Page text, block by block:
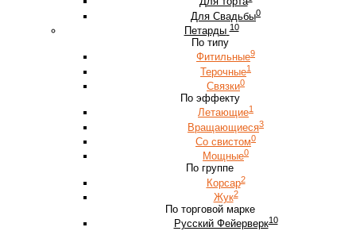
Для Свадьбы0
Петарды 10
По типу
Фитильные9
Терочные1
Связки0
По эффекту
Летающие1
Вращающиеся3
Со свистом0
Мощные0
По группе
Корсар2
Жук2
По торговой марке
Русский Фейерверк10